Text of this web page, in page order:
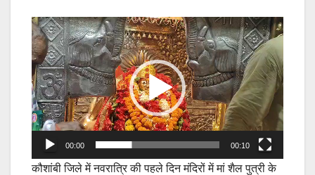
Video
Player
00:00 00:10
कौशांबी जिले में नवरात्रि की पहले दिन मंदिरों में मां शैल पुत्री के